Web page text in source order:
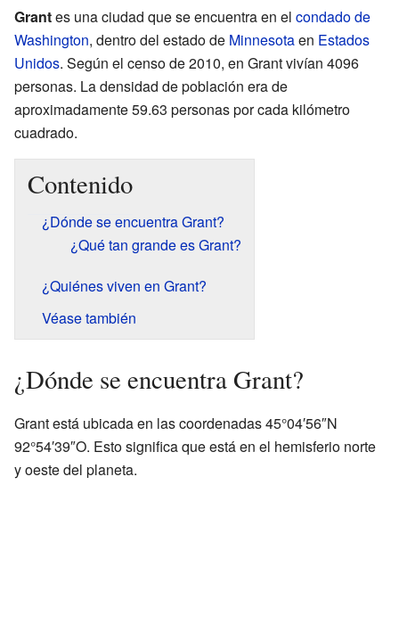
Grantes una ciudad que se encuentra en el condado de
Washington, dentro del estado de Minnesotaen Estados
Unidos. Según el censo de 2010, en Grant vivían 4096
personas. La densidad de población era de
aproximadamente 59.63 personas por cada kilómetro
cuadrado.
Contenido
¿Dónde se encuentra Grant?
¿Qué tan grande es Grant?
¿Quiénes viven en Grant?
Véase también
¿Dónde se encuentra Grant?
Grant está ubicada en las coordenadas 45°04′56″N
92°54′39″O. Esto significa que está en el hemisferio norte
y oeste del planeta.